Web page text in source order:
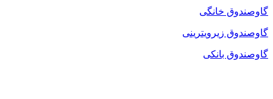
گاوصندوق خانگی
گاوصندوق زیرویترینی
گاوصندوق بانکی